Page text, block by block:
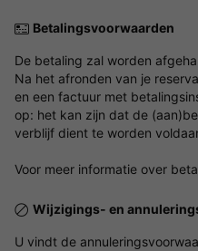
Betalingsvoorwaarden
De betaling zal worden
Na het afronden van je
en een factuur met
op: het kan zijn dat de
verblijf dient te worden
Voor meer informatie over
Wijzigings- en
U vindt de